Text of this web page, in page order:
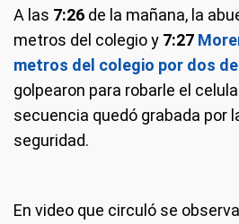
A las 7:26 de la mañana, la
metros del colegio y 7:27
metros del colegio por dos
golpearon para robarle el
secuencia quedó grabada por
seguridad.
En video que circuló se